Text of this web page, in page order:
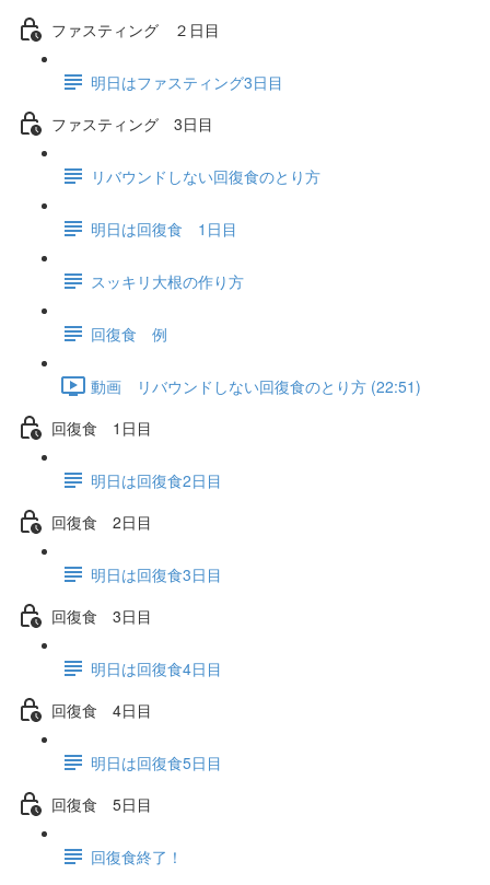
ファスティング ２日目
明日はファスティング3日目
ファスティング 3日目
リバウンドしない回復食のとり方
明日は回復食 1日目
スッキリ大根の作り方
回復食 例
動画 リバウンドしない回復食のとり方 (22:51)
回復食 1日目
明日は回復食2日目
回復食 2日目
明日は回復食3日目
回復食 3日目
明日は回復食4日目
回復食 4日目
明日は回復食5日目
回復食 5日目
回復食終了！